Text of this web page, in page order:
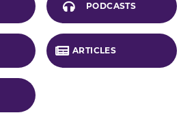
PODCASTS
ARTICLES